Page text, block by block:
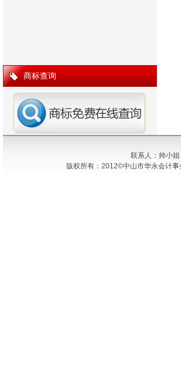
商标查询
联系人：帅小
版权所有：2012©中山市华永会计